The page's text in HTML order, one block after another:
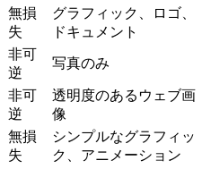
無損
失
グラフィック、ロゴ、
ドキュメント
非可
逆
写真のみ
非可
逆
透明度のあるウェブ画
像
無損
失
シンプルなグラフィッ
ク、アニメーション